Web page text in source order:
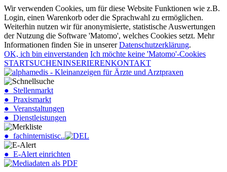
Wir verwenden Cookies, um für diese Website Funktionen wie z.B.
Login, einen Warenkorb oder die Sprachwahl zu ermöglichen.
Weiterhin nutzen wir für anonymisierte, statistische Auswertungen
der Nutzung die Software 'Matomo', welches Cookies setzt. Mehr
Informationen finden Sie in unsererDatenschutzerklärung.
OK, ich bin einverstanden Ich möchte keine 'Matomo'-Cookies
STARTSUCHENINSERIERENKONTAKT
● Stellenmarkt
● Praxismarkt
● Veranstaltungen
● Dienstleistungen
● fachinternistisc..
● E-Alert einrichten